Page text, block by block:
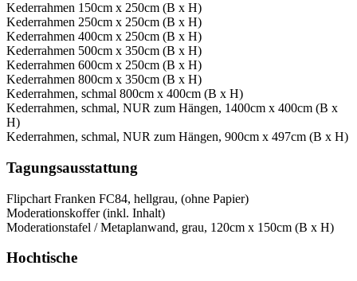
Kederrahmen 150cm x 250cm (B x H)
Kederrahmen 250cm x 250cm (B x H)
Kederrahmen 400cm x 250cm (B x H)
Kederrahmen 500cm x 350cm (B x H)
Kederrahmen 600cm x 250cm (B x H)
Kederrahmen 800cm x 350cm (B x H)
Kederrahmen, schmal 800cm x 400cm (B x H)
Kederrahmen, schmal, NUR zum Hängen, 1400cm x 400cm (B x
H)
Kederrahmen, schmal, NUR zum Hängen, 900cm x 497cm (B x H)
Tagungsausstattung
Flipchart Franken FC84, hellgrau, (ohne Papier)
Moderationskoffer (inkl. Inhalt)
Moderationstafel / Metaplanwand, grau, 120cm x 150cm (B x H)
Hochtische